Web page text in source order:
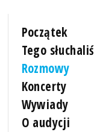
Początek
Tego
Rozmowy
Koncerty
Wywiady
O audycji